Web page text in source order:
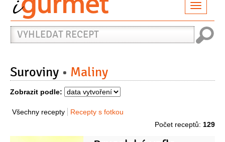
Vyhledat
recept
Suroviny Maliny
Zobrazit podle:
Všechny recepty
Recepty s fotkou
Počet receptů: 129